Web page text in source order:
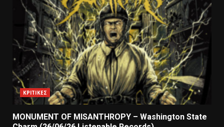
ΚΡΙΤΙΚΕΣ
MONUMENT OF MISANTHROPY – Washington State